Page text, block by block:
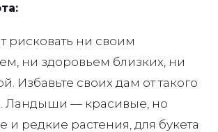
рисковать ни своим
ни здоровьем близких, ни
Избавьте своих дам от такого
Ландыши — красивые, но
и редкие растения, для букета